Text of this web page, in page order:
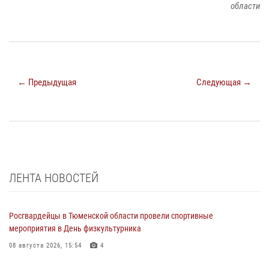
области
← Предыдущая Следующая →
ЛЕНТА НОВОСТЕЙ
Росгвардейцы в Тюменской области провели спортивные
мероприятия в День физкультурника
08 августа 2026, 15:54 4